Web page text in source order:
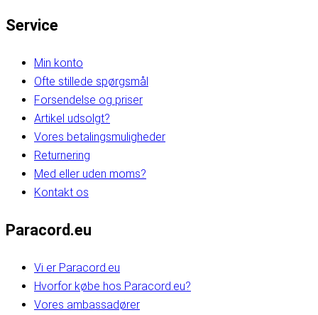
Service
Min konto
Ofte stillede spørgsmål
Forsendelse og priser
Artikel udsolgt?
Vores betalingsmuligheder
Returnering
Med eller uden moms?
Kontakt os
Paracord.eu
Vi er Paracord.eu
Hvorfor købe hos Paracord.eu?
Vores ambassadører